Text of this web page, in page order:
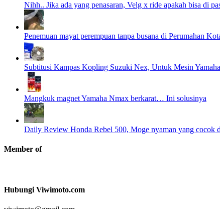
Nihh.. Jika ada yang penasaran, Velg x ride apakah bisa di
Penemuan mayat perempuan tanpa busana di Perumahan
Subtitusi Kampas Kopling Suzuki Nex, Untuk Mesin
Mangkuk magnet Yamaha Nmax berkarat… Ini solusinya
Daily Review Honda Rebel 500, Moge nyaman yang cocok
Member of
Hubungi Viwimoto.com